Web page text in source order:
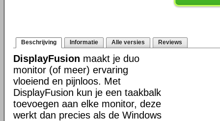
Beschrijving Informatie Alle versies Reviews
DisplayFusion maakt je duo
monitor (of meer) ervaring
vloeiend en pijnloos. Met
DisplayFusion kun je een taakbalk
toevoegen aan elke monitor, deze
werkt dan precies als de Windows